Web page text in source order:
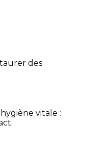
des
vitale :